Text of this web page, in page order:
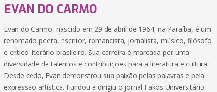
EVAN DO CARMO
Evan do Carmo, nascido em 29 de abril de 1964, na Paraíba, é um
renomado poeta, escritor, romancista, jornalista, músico, filósofo
e crítico literário brasileiro. Sua carreira é marcada por uma
diversidade de talentos e contribuições para a literatura e cultura.
Desde cedo, Evan demonstrou sua paixão pelas palavras e pela
expressão artística. Fundou e dirigiu o jornal Fakos Universitário,